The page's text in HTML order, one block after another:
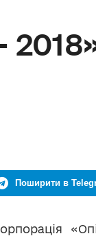
Поширити в